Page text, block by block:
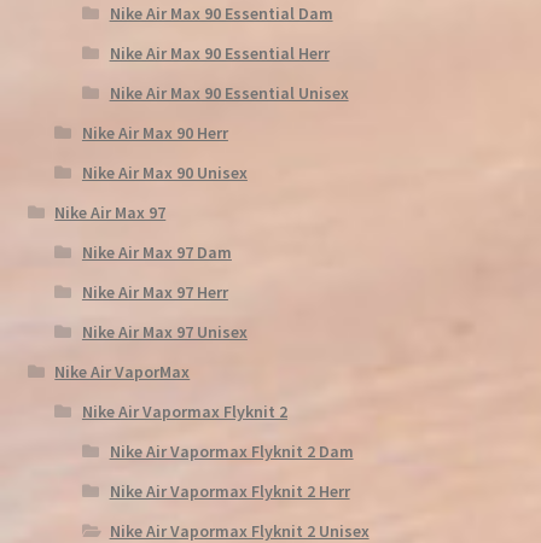
Nike Air Max 90 Essential Dam
Nike Air Max 90 Essential Herr
Nike Air Max 90 Essential Unisex
Nike Air Max 90 Herr
Nike Air Max 90 Unisex
Nike Air Max 97
Nike Air Max 97 Dam
Nike Air Max 97 Herr
Nike Air Max 97 Unisex
Nike Air VaporMax
Nike Air Vapormax Flyknit 2
Nike Air Vapormax Flyknit 2 Dam
Nike Air Vapormax Flyknit 2 Herr
Nike Air Vapormax Flyknit 2 Unisex